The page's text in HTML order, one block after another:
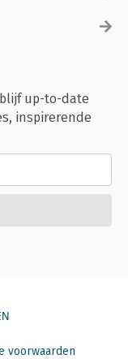
up-to-date
inspirerende
voorwaarden